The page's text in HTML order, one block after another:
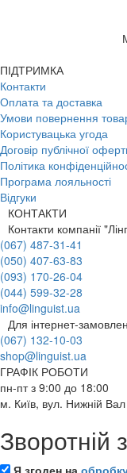
ПІДТРИМКА
Контакти
Оплата та доставка
Умови повернення
Користувацька угода
Договір публічної
Політика
Програма лояльності
Відгуки
КОНТАКТИ
Контакти компанії
(067) 487-31-41
(050) 407-63-83
(093) 170-26-04
(044) 599-32-28
info@linguist.ua
Для інтернет-
(067) 132-10-03
shop@linguist.ua
ГРАФІК РОБОТИ
пн-пт з 9:00 до 18:00
м. Київ, вул. Нижній
Зворотній
Я згоден на